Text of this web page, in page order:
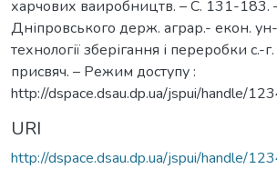
харчових ваиробництв. – С. 131-183.
Дніпровського держ. аграр.- екон.
технології зберігання і переробки с.-
присвяч. – Режим доступу :
http://dspace.dsau.dp.ua/jspui/handle/
URI
http://dspace.dsau.dp.ua/jspui/handle/